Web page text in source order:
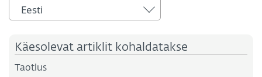
Eesti
Käesolevat artiklit kohaldatakse
Taotlus